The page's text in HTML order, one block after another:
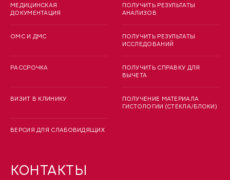
МЕДИЦИНСКАЯ
ДОКУМЕНТАЦИЯ
ОМС И ДМС
РАССРОЧКА
ВИЗИТ В КЛИНИКУ
ВЕРСИЯ ДЛЯ СЛАБОВИДЯЩИХ
ПОЛУЧИТЬ РЕЗУЛЬТАТЫ
АНАЛИЗОВ
ПОЛУЧИТЬ РЕЗУЛЬТАТЫ
ИССЛЕДОВАНИЙ
ПОЛУЧИТЬ СПРАВКУ ДЛЯ
ВЫЧЕТА
ПОЛУЧЕНИЕ МАТЕРИАЛА
ГИСТОЛОГИИ (СТЕКЛА/БЛОКИ)
КОНТАКТЫ